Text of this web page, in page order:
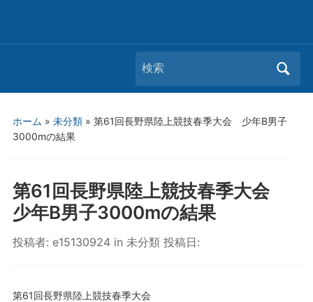
Search
for:
ホーム » 未分類» 第61回長野県陸上競技春季大会 少年B男子
3000mの結果
第61回長野県陸上競技春季大会
少年B男子3000mの結果
投稿者: e15130924 in 未分類投稿日:
第61回長野県陸上競技春季大会